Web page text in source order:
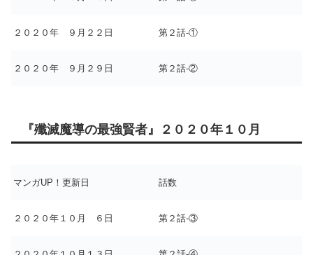
２０２０年 ９月２２日 第２話-①
２０２０年 ９月２９日 第２話-②
『殲滅魔導の最強賢者』２０２０年１０月
マンガUP！更新日 話数
２０２０年１０月 ６日 第２話-③